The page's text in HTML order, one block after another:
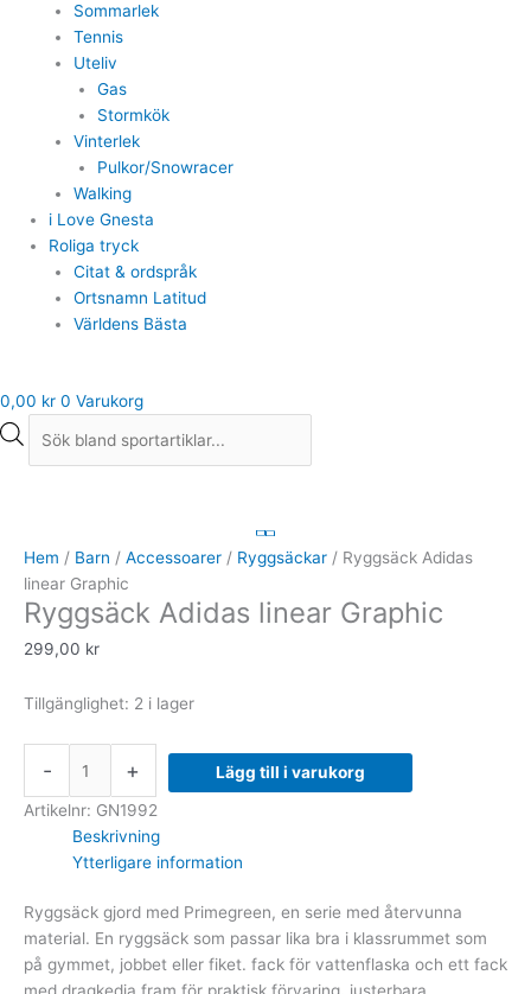
Sommarlek
Tennis
Uteliv
Gas
Stormkök
Vinterlek
Pulkor/Snowracer
Walking
i Love Gnesta
Roliga tryck
Citat & ordspråk
Ortsnamn Latitud
Världens Bästa
0,00 kr 0 Varukorg
Hem / Barn / Accessoarer / Ryggsäckar / Ryggsäck Adidas
linear Graphic
Ryggsäck Adidas linear Graphic
299,00 kr
Tillgänglighet: 2 i lager
-
linear
Graphic
mängd
+ Lägg till i varukorg
Artikelnr: GN1992
Beskrivning
Ytterligare information
Ryggsäck gjord med Primegreen, en serie med återvunna
material. En ryggsäck som passar lika bra i klassrummet som
på gymmet, jobbet eller fiket. fack för vattenflaska och ett fack